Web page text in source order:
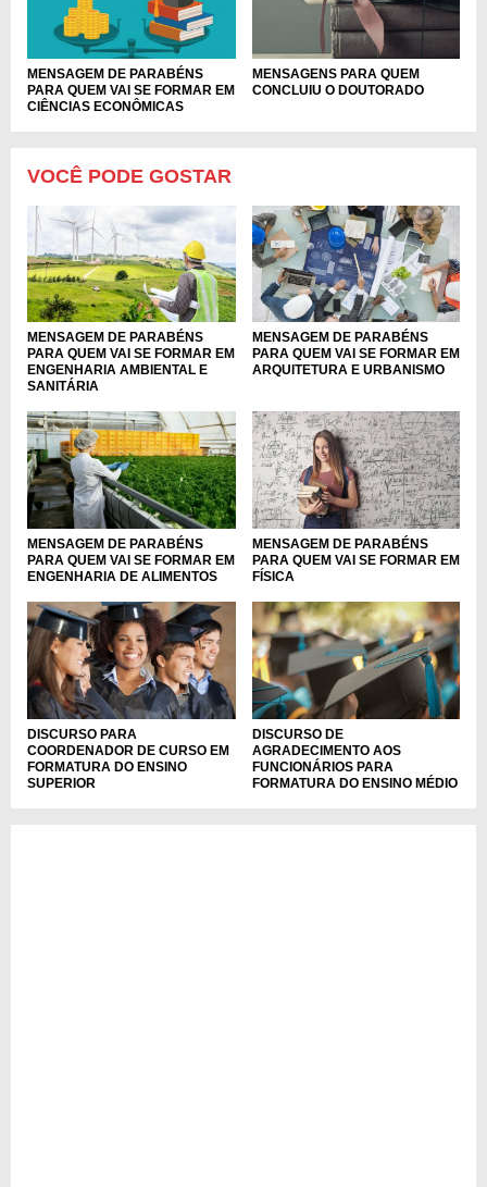
MENSAGEM DE PARABÉNS
PARA QUEM VAI SE FORMAR EM
CIÊNCIAS ECONÔMICAS
MENSAGENS PARA QUEM
CONCLUIU O DOUTORADO
VOCÊ PODE GOSTAR
MENSAGEM DE PARABÉNS
PARA QUEM VAI SE FORMAR EM
ENGENHARIA AMBIENTAL E
SANITÁRIA
MENSAGEM DE PARABÉNS
PARA QUEM VAI SE FORMAR EM
ARQUITETURA E URBANISMO
MENSAGEM DE PARABÉNS
PARA QUEM VAI SE FORMAR EM
ENGENHARIA DE ALIMENTOS
MENSAGEM DE PARABÉNS
PARA QUEM VAI SE FORMAR EM
FÍSICA
DISCURSO PARA
COORDENADOR DE CURSO EM
FORMATURA DO ENSINO
SUPERIOR
DISCURSO DE
AGRADECIMENTO AOS
FUNCIONÁRIOS PARA
FORMATURA DO ENSINO MÉDIO